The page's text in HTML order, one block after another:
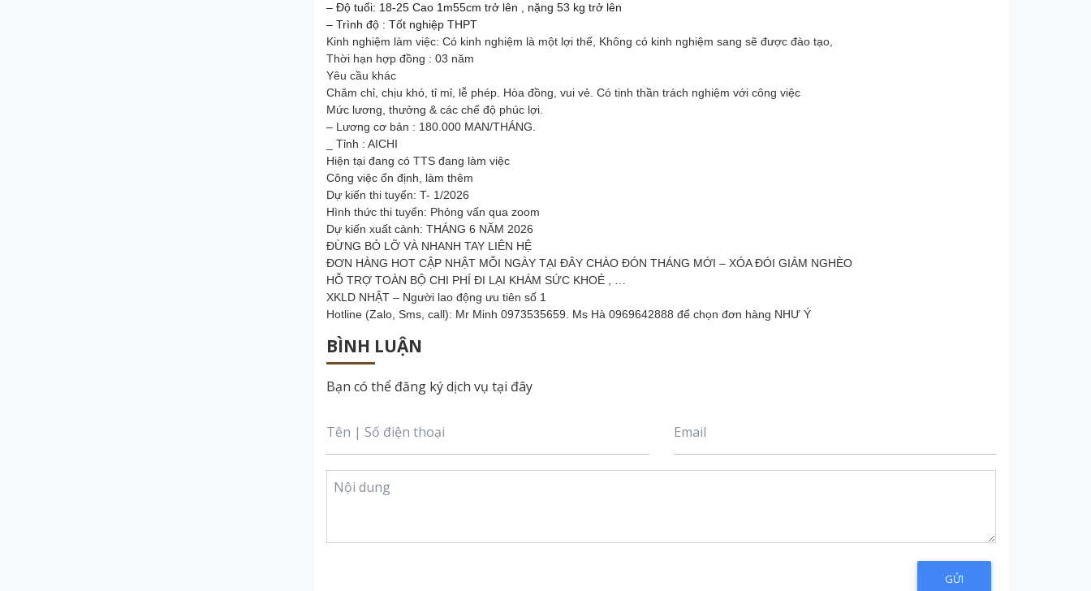
– Độ tuổi: 18-25 Cao 1m55cm trở lên , nặng 53 kg trở lên
– Trình độ : Tốt nghiệp THPT
Kinh nghiệm làm việc: Có kinh nghiệm là một lợi thế, Không có kinh nghiệm sang sẽ được đào tạo,
Thời hạn hợp đồng : 03 năm
Yêu cầu khác
Chăm chỉ, chịu khó, tỉ mỉ, lễ phép. Hòa đồng, vui vẻ. Có tinh thần trách nghiệm với công việc
Mức lương, thưởng & các chế độ phúc lợi.
– Lương cơ bản : 180.000 MAN/THÁNG.
_ Tỉnh : AICHI
Hiện tại đang có TTS đang làm việc
Công việc ổn định, làm thêm
Dự kiến thi tuyển: T- 1/2026
Hình thức thi tuyển: Phỏng vấn qua zoom
Dự kiến xuất cảnh: THÁNG 6 NĂM 2026
ĐỪNG BỎ LỠ VÀ NHANH TAY LIÊN HỆ
ĐƠN HÀNG HOT CẬP NHẬT MỖI NGÀY TẠI ĐÂY CHÀO ĐÓN THÁNG MỚI – XÓA ĐÓI GIẢM NGHÈO
HỖ TRỢ TOÀN BỘ CHI PHÍ ĐI LẠI KHÁM SỨC KHOẺ , …
XKLD NHẬT – Người lao động ưu tiên số 1
Hotline (Zalo, Sms, call): Mr Minh 0973535659. Ms Hà 0969642888 để chọn đơn hàng NHƯ Ý
BÌNH LUẬN
Bạn có thể đăng ký dịch vụ tại đây